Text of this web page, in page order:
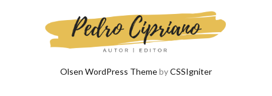
Olsen WordPress ThemebyCSSIgniter